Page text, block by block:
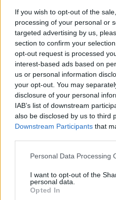
If you wish to opt-out of the
processing of your personal or
targeted advertising by us,
section to confirm your
opt-out request is processed
interest-based ads based on
us or personal information
your opt-out. You may
disclosure of your personal
IAB’s list of downstream
also be disclosed by us to third
Downstream Participants that
Please note that this website/
not limited to your visit or
grant or deny consent to
use your data for below
Personal Data Processing
I want to opt-out of the
personal data.
Opted In
20 éves a Grincs
paddyd•2020. november 08.